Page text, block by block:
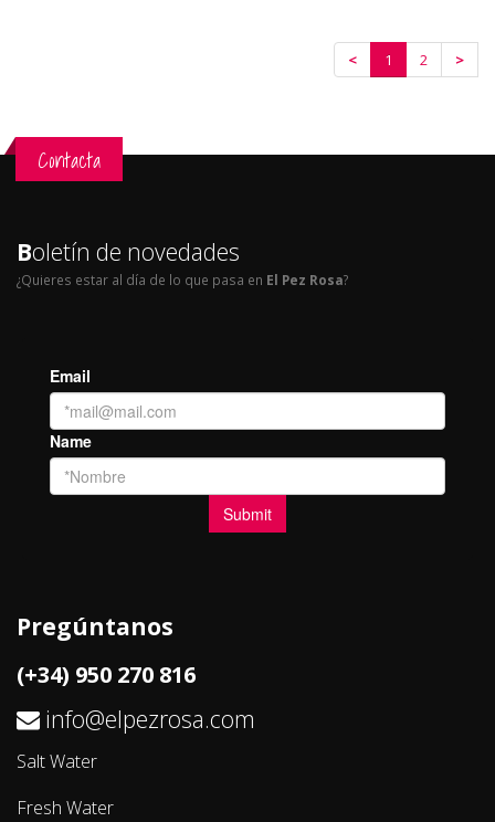
< 1 2 >
Contacta
Boletín de novedades
¿Quieres estar al día de lo que pasa en El Pez Rosa?
Pregúntanos
(+34) 950 270 816
info@elpezrosa.com
Salt Water
Fresh Water